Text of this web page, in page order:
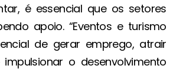
é essencial que os setores
apoio. “Eventos e turismo
de gerar emprego, atrair
o desenvolvimento